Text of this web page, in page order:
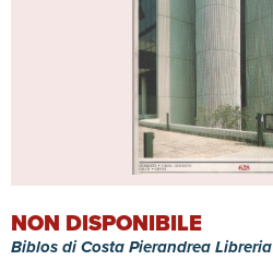
NON DISPONIBILE
Biblos di Costa Pierandrea Libreria